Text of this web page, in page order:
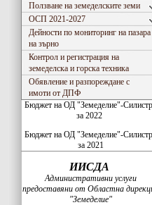
Ползване на земеделските земи
ОСП 2021-2027
Дейности по мониторинг на пазара
на зърно
Контрол и регистрация на
земеделска и горска техника
Обявление и разпореждане с
имоти от ДПФ
Бюджет на ОД "Земеделие"-
за 2022
Бюджет на ОД "Земеделие"-
за 2021
ИИСДА
Административни услуги
предоставяни от Областна
"Земеделие"